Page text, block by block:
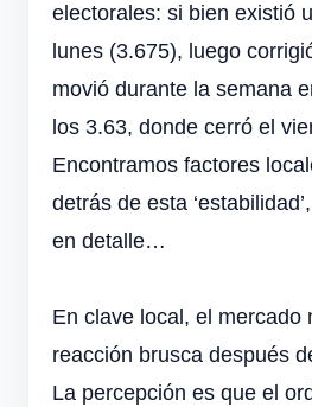
electorales: si bien existió
lunes (3.675), luego
movió durante la semana
los 3.63, donde cerró el
Encontramos factores
detrás de esta
en detalle…
En clave local, el mercado
reacción brusca después
La percepción es que el